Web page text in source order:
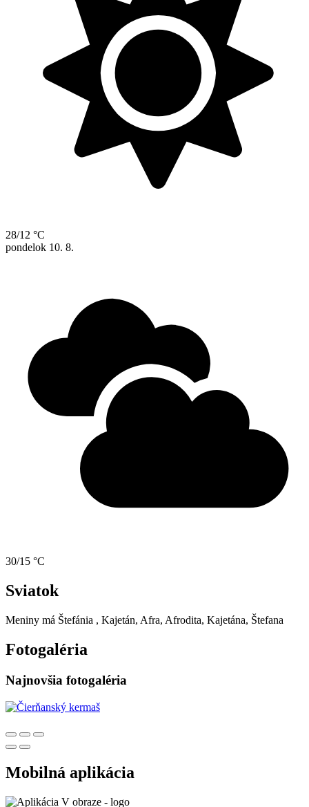
28/12 °C
pondelok 10. 8.
30/15 °C
Sviatok
Meniny má Štefánia , Kajetán, Afra, Afrodita, Kajetána, Štefana
Fotogaléria
Najnovšia fotogaléria
Mobilná aplikácia